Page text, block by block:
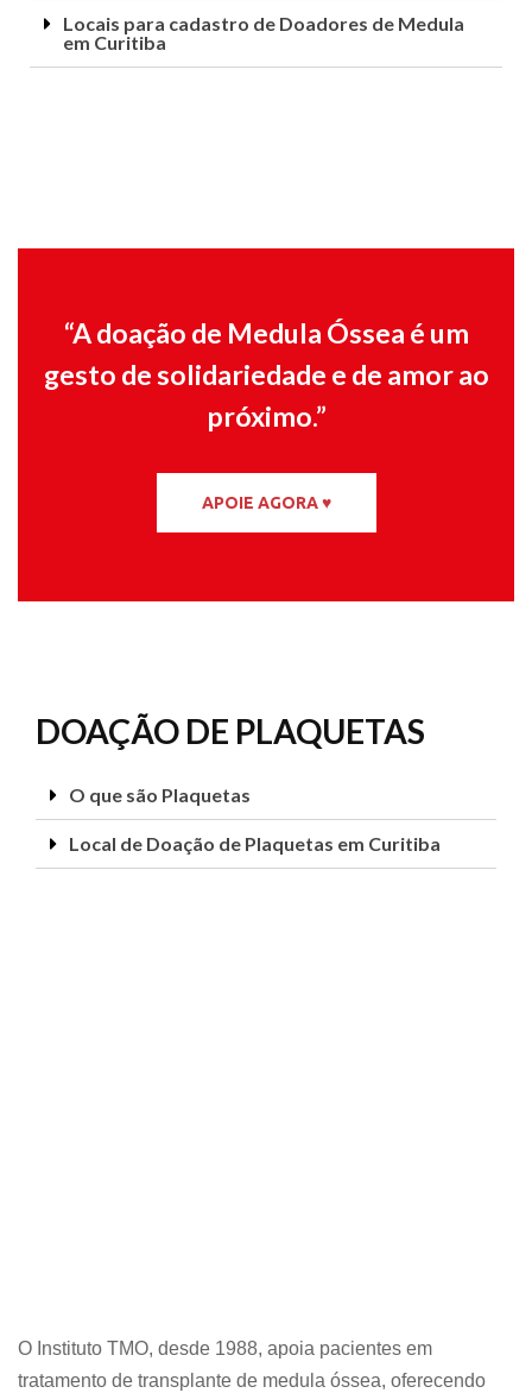
Locais para cadastro de Doadores de Medula
em Curitiba
“A doação de Medula Óssea é um
gesto de solidariedade e de amor ao
próximo.”
APOIE AGORA ♥
DOAÇÃO DE PLAQUETAS
O que são Plaquetas
Local de Doação de Plaquetas em Curitiba
O Instituto TMO, desde 1988, apoia pacientes em
tratamento de transplante de medula óssea, oferecendo